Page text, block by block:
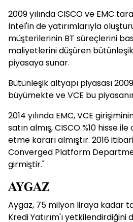
2009 yılında CISCO ve EMC
Intel'in de yatırımlarıyla
müşterilerinin BT süreçlerini
maliyetlerini düşüren
piyasaya sunar.
Bütünleşik altyapı piyasası
büyümekte ve VCE bu
2014 yılında EMC, VCE
satın almış, CISCO %10 hisse
etme kararı almıştır. 2016
Converged Platform
girmiştir."
AYGAZ
Aygaz, 75 milyon liraya kadar
Kredi Yatırım'ı yetkilendirdiğini